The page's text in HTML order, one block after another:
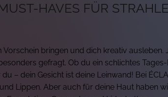
HAVES FÜR
bringen und dich kreativ ausleben.
gefragt. Ob du ein schlichtes
– dein Gesicht ist deine Leinwand! Bei
Lippen. Aber auch für deine Haut haben